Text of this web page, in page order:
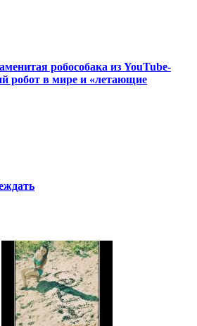
робособака из YouTube-
робот в мире и «летающие